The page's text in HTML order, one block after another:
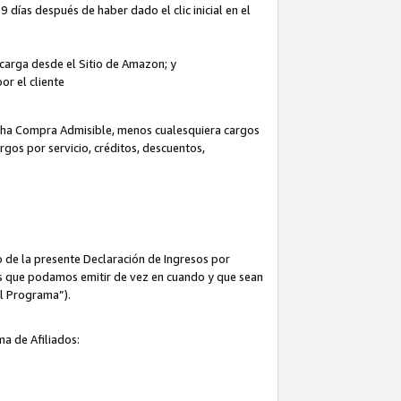
después de haber dado el clic inicial en el
desde el Sitio de Amazon; y
el cliente
Compra Admisible, menos cualesquiera cargos
por servicio, créditos, descuentos,
la presente Declaración de Ingresos por
podamos emitir de vez en cuando y que sean
Programa”).
de Afiliados: